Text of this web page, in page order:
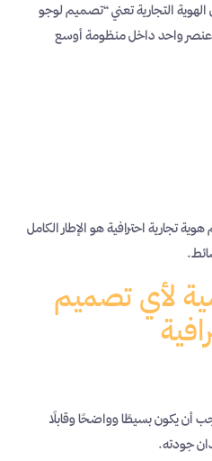
الهوية التجارية تعني “تصميم لوجو
عنصر واحد داخل منظومة أوسع
تجارية احترافية هو الإطار الكامل
لأي تصميم
أن يكون بسيطًا وواضحًا وقابلًا
جودته.